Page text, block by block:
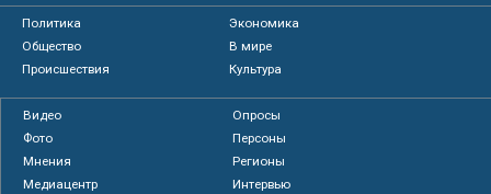
Политика
Экономика
Общество
В мире
Происшествия
Культура
Видео
Опросы
Фото
Персоны
Мнения
Регионы
Медиацентр
Интервью